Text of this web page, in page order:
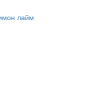
лайм